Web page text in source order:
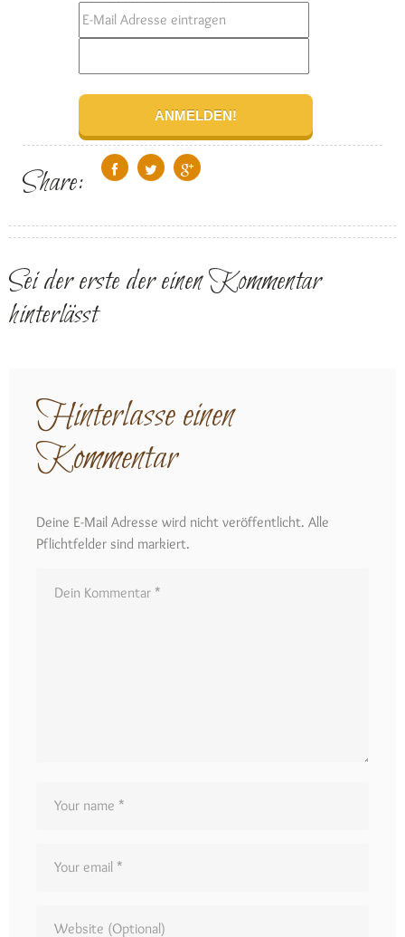
Share:
Sei der erste der einen Kommentar
hinterlässt
Hinterlasse einen
Kommentar
Deine E-Mail Adresse wird nicht veröffentlicht. Alle
Pflichtfelder sind markiert.